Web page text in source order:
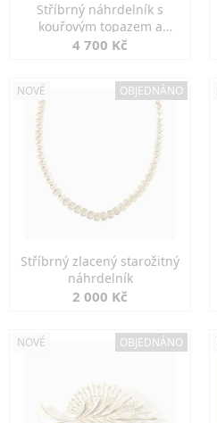
Stříbrný náhrdelník s
kouřovým topazem a
markazity
4 700 Kč
NOVÉ OBJEDNÁNO
Stříbrný zlacený starožitný
náhrdelník
2 000 Kč
NOVÉ OBJEDNÁNO